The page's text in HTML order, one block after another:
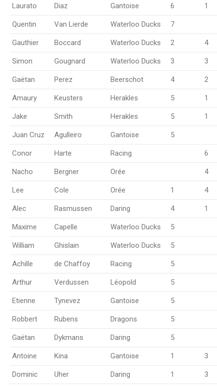
Laurato Diaz Gantoise 6 1
Quentin Van Lierde Waterloo Ducks 7
Gauthier Boccard Waterloo Ducks 2 4
Simon Gougnard Waterloo Ducks 3 3
Gaëtan Perez Beerschot 4 2
Amaury Keusters Herakles 5 1
Jake Smith Herakles 5 1
Juan Cruz Agulleiro Gantoise 5
Conor Harte Racing 6
Nacho Bergner Orée 4
Lee Cole Orée 1 4
Alec Rasmussen Daring 4 1
Maxime Capelle Waterloo Ducks 5
William Ghislain Waterloo Ducks 5
Achille de Chaffoy Racing 5
Arthur Verdussen Léopold 5
Etienne Tynevez Gantoise 5
Robbert Rubens Dragons 5
Gaëtan Dykmans Daring 5
Antoine Kina Gantoise 1 3
Dominic Uher Daring 1 3